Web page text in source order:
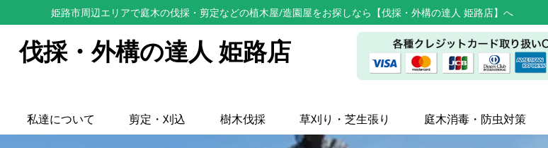
姫路市周辺エリアで庭木の伐採・剪定などの植木屋/造園屋をお探しなら【伐採・外構の達人 姫路店】へ
伐採・外構の達人 姫路店
私達について 剪定・刈込 樹木伐採 草刈り・芝生張り 庭木消毒・防虫対策